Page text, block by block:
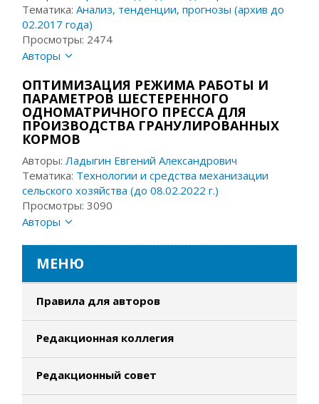
Тематика:Анализ, тенденции, прогнозы (архив до
02.2017 года)
Просмотры: 2474
Авторы
ОПТИМИЗАЦИЯ РЕЖИМА РАБОТЫ И
ПАРАМЕТРОВ ШЕСТЕРЕННОГО
ОДНОМАТРИЧНОГО ПРЕССА ДЛЯ
ПРОИЗВОДСТВА ГРАНУЛИРОВАННЫХ
КОРМОВ
Авторы:Ладыгин Евгений Александрович
Тематика: Технологии и средства механизации
сельского хозяйства (до 08.02.2022 г.)
Просмотры: 3090
Авторы
МЕНЮ
Правила для авторов
Редакционная коллегия
Редакционный совет